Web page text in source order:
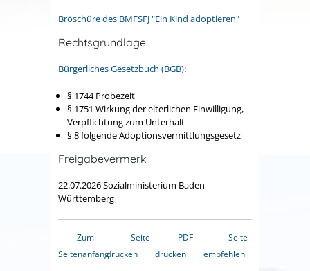
Bröschüre des BMFSFJ "Ein Kind adoptieren"
Rechtsgrundlage
Bürgerliches Gesetzbuch (BGB):
§ 1744Probezeit
§ 1751 Wirkung der elterlichen Einwilligung,
Verpflichtung zum Unterhalt
§ 8 folgende Adoptionsvermittlungsgesetz
Freigabevermerk
22.07.2026 Sozialministerium Baden-
Württemberg
Zum
Seitenanfang
Seite
drucken
PDF
drucken
Seite
empfehlen